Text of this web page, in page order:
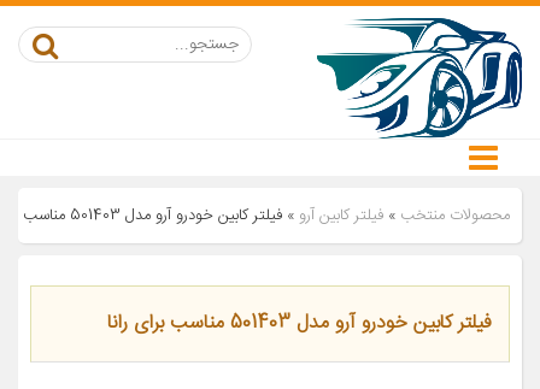
محصولات منتخب » فیلتر کابین آرو » فیلتر کابین خودرو آرو مدل 501403 مناسب برای رانا
فیلتر کابین خودرو آرو مدل 501403 مناسب برای رانا